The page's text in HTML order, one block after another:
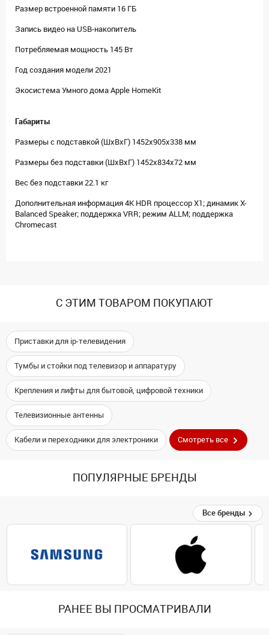
Размер встроенной памяти 16 ГБ
Запись видео на USB-накопитель
Потребляемая мощность 145 Вт
Год создания модели 2021
Экосистема Умного дома Apple HomeKit
Габариты
Размеры с подставкой (ШxВxГ) 1452x905x338 мм
Размеры без подставки (ШxВxГ) 1452x834x72 мм
Вес без подставки 22.1 кг
Дополнительная информация 4K HDR процессор X1; динамик X-
Balanced Speaker; поддержка VRR; режим ALLM; поддержка
Chromecast
С ЭТИМ ТОВАРОМ ПОКУПАЮТ
Приставки для ip-телевидения
Тумбы и стойки под телевизор и аппаратуру
Крепления и лифты для бытовой, цифровой техники
Телевизионные антенны
Кабели и переходники для электроники Смотреть все
ПОПУЛЯРНЫЕ БРЕНДЫ
Все бренды
РАНЕЕ ВЫ ПРОСМАТРИВАЛИ